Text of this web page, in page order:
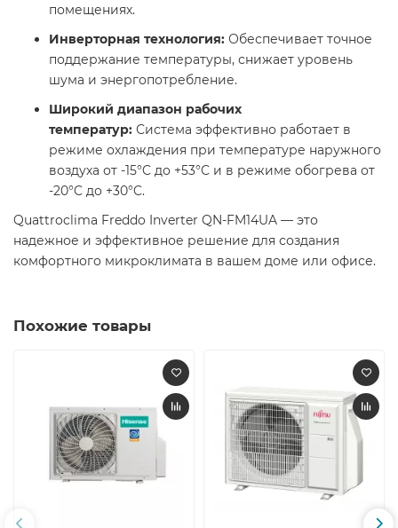
помещениях.​
Инверторная технология: Обеспечивает точное
поддержание температуры, снижает уровень
шума и энергопотребление.
Широкий диапазон рабочих
температур: Система эффективно работает в
режиме охлаждения при температуре наружного
воздуха от -15°C до +53°C и в режиме обогрева от
-20°C до +30°C. ​
Quattroclima Freddo Inverter QN-FM14UA — это
надежное и эффективное решение для создания
комфортного микроклимата в вашем доме или офисе.​
Похожие товары